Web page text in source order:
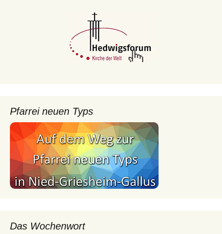
Pfarrei neuen Typs
Das Wochenwort